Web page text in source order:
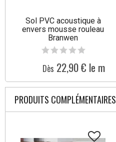
Sol PVC acoustique à
envers mousse rouleau
Branwen
Dès 22,90 € le m²
PRODUITS COMPLÉMENTAIRES